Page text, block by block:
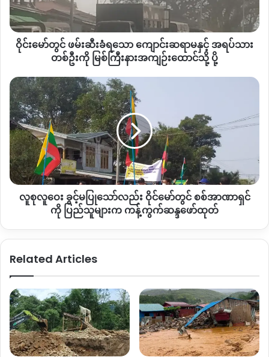
၎င်းတို့မှာ ယခင် KSPP ၏ ဒု-ဥက္ကဋ္ဌ (၄)ဖြစ်သော နောင်မွန်းမြို့နယ်
ပြည်သူ့လွှတ်တော်ကိုယ်စားလှယ်အဖြစ် ဝင်ရောက်ယှဉ်ပြိုင်ခဲ့သည့်
ဒေါ်ဘောက်ဂျာ၊ ချီဖွေ ပြည်နယ်လွှတ်တော်တွင် ဝင်ရောက်ယှဉ်ပြိုင်
ခဲ့သည့် ဒေါ် MD ခေါညွှယ်၊ မိုးမောက် ပြည်နယ်လွှတ်တော်တွင် ဝင်
ပြည်နယ်လွှတ်တော်အမှတ် (၂)တွင် ယှဉ်ပြိုင်ခဲ့သည့် ဦးအလေးပါး
တို့ဖြစ်သည်။
၎င်းတို့ ၄ ဦးစလုံးမှာ ရွေးကောက်ပွဲတွင် ရှုံးနှိမ့်ခဲ့သူများ ဖြစ်သည်။
စစ်ကောင်စီ၏ အဆိုပါကော်မတီတွင် ဥက္ကဋ္ဌအဖြစ်တာဝန်ယူထားသူ
မှာ တေးရေးတေးဆို ဦးဖော်လားဂမ်ဖန်ဖြစ်သည်ဟု သိရသည်။
ကချင်ပြည်နယ်ရှိ မြို့နယ်အနှံတွင် အာဏာသိမ်းစစ်ကောင်စီကို
ဆန့်ကျင်သော ဆန္ဒဖော်ထုတ်မှုများ ပုံမှန်ရှိနေပြီး၊ နေ့စဉ် လူထု
သောင်းချီက လမ်းမပေါ်ထွက် သပိတ်မှောက်နေကြသည်ကို တွေ့ရ
Copy URL
သော
ကျောင်းဆရာ
မ
နှင့်
အရပ်သား
ဦး
ကို
မြစ်
ကြီး
နား
အကျဉ်းထောင်
သို့
ပို့
ဝိုင်းမော်တွင် ဖမ်းဆီးခံရသော ကျောင်းဆရာမနှင့် အရပ်သား
တစ်ဦးကို မြစ်ကြီးနားအကျဉ်းထောင်သို့ ပို့
လူစု
လူ
ဝေး
ခွင့်
မ
ပြု
သော်လည်း
ဝိုင်
မော်
တွင်
သူများ
ဆန္ဒ
ဖော်ထုတ်
လူစုလူဝေး ခွင့်မပြုသော်လည်း ဝိုင်မော်တွင် စစ်အာဏာရှင်
ကို ပြည်သူများက ကန့်ကွက်ဆန္ဒဖော်ထုတ်
Related Articles